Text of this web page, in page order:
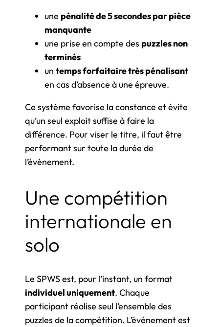
une pénalité de 5 secondes par pièce
manquante
une prise en compte des puzzles non
terminés
un temps forfaitaire très pénalisant
en cas d’absence à une épreuve.
Ce système favorise la constance et évite
qu’un seul exploit suffise à faire la
différence. Pour viser le titre, il faut être
performant sur toute la durée de
l’événement.
Une compétition
internationale en
solo
Le SPWS est, pour l’instant, un format
individuel uniquement. Chaque
participant réalise seul l’ensemble des
puzzles de la compétition. L’événement est